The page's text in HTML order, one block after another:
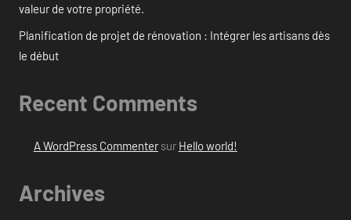
valeur de votre propriété.
Planification de projet de rénovation : Intégrer les artisans dès
le début
Recent Comments
A WordPress Commentersur Hello world!
Archives